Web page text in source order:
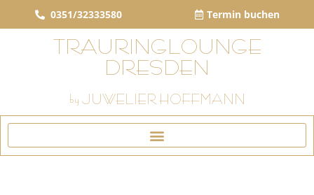
0351/32333580 Termin buchen
TRAURINGLOUNGE
DRESDEN
by JUWELIER HOFFMANN